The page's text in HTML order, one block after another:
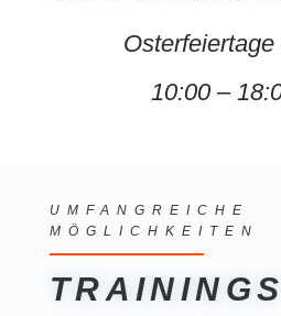
10:00 –
UMFANGREICHE
MÖGLICHKEITEN